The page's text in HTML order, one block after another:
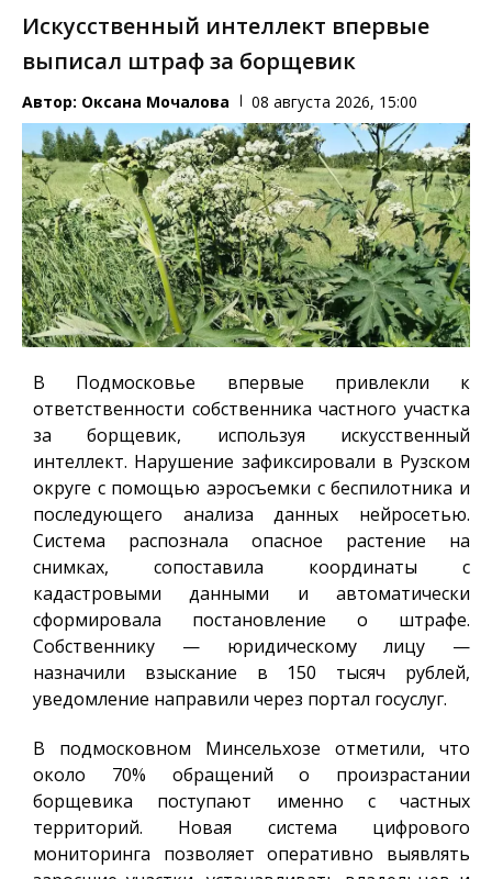
Искусственный интеллект впервые
выписал штраф за борщевик
Автор: Оксана Мочалова 08 августа 2026, 15:00
В Подмосковье впервые привлекли к
ответственности собственника частного участка
за борщевик, используя искусственный
интеллект. Нарушение зафиксировали в Рузском
округе с помощью аэросъемки с беспилотника и
последующего анализа данных нейросетью.
Система распознала опасное растение на
снимках, сопоставила координаты с
кадастровыми данными и автоматически
сформировала постановление о штрафе.
Собственнику — юридическому лицу —
назначили взыскание в 150 тысяч рублей,
уведомление направили через портал госуслуг.
В подмосковном Минсельхозе отметили, что
около 70% обращений о произрастании
борщевика поступают именно с частных
территорий. Новая система цифрового
мониторинга позволяет оперативно выявлять